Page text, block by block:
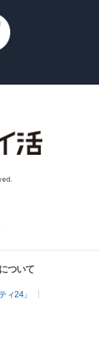
ついて
ィ24」